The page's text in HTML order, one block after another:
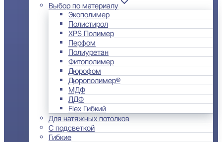
Выбор по материалу
Экополимер
Полистирол
XPS Полимер
Перфом
Полиуретан
Фитополимер
Дюрофом
Дюрополимер®
МДФ
ЛДФ
Flex Гибкий
Для натяжных потолков
С подсветкой
Гибкие